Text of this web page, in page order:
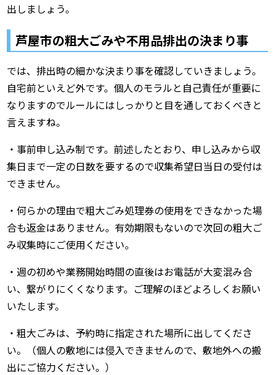
出しましょう。
芦屋市の粗大ごみや不用品排出の決まり事
では、排出時の細かな決まり事を確認していきましょう。
自宅前といえど外です。個人のモラルと自己責任が重要に
なりますのでルールにはしっかりと目を通しておくべきと
言えますね。
・事前申し込み制です。前述したとおり、申し込みから収
集日まで一定の日数を要するので収集希望日当日の受付は
できません。
・何らかの理由で粗大ごみ処理券の使用をできなかった場
合も返金はありません。有効期限もないので次回の粗大ご
み収集時にご使用ください。
・週の初めや業務開始時間の直後はお電話が大変混み合
い、繋がりにくくなります。ご理解のほどよろしくお願い
いたします。
・粗大ごみは、予約時に指定された場所に出してくださ
い。（個人の敷地には侵入できませんので、敷地外への搬
出にご協力ください。）